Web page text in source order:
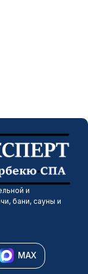
и
бани, сауны и
MAX